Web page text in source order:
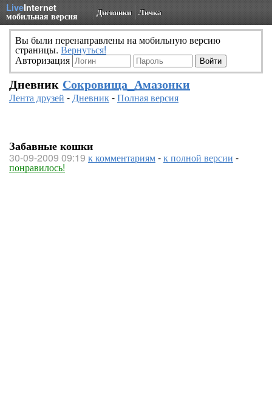
LiveInternet
мобильная версия Дневники Личка
Вы были перенаправлены на мобильную версию
страницы. Вернуться!
Авторизация
Дневник Сокровища_Амазонки
Лента друзей -Дневник-Полная версия
Забавные кошки
30-09-2009 09:19 к комментариям-к полной версии -
понравилось!